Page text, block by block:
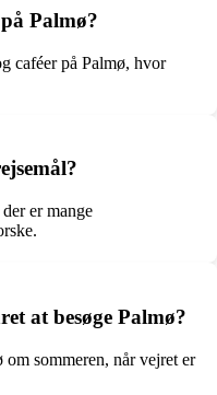
Palmø?
caféer på Palmø, hvor
er mange
at besøge Palmø?
sommeren, når vejret er